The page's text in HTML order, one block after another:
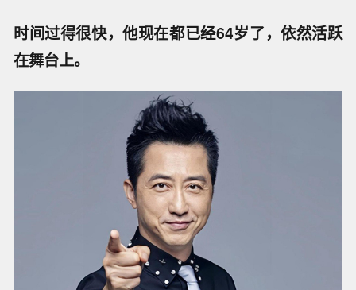
时间过得很快，他现在都已经64岁了，依然活跃
在舞台上。